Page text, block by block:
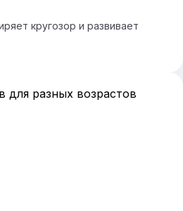
кругозор и развивает